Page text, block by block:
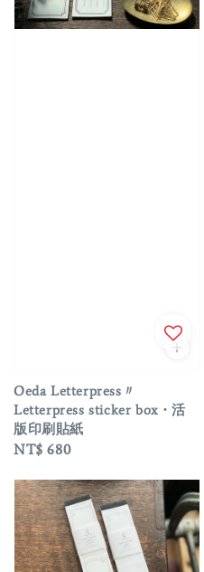
Oeda Letterpress〃
Letterpress sticker box・活
版印刷貼紙
Regular
NT$ 680